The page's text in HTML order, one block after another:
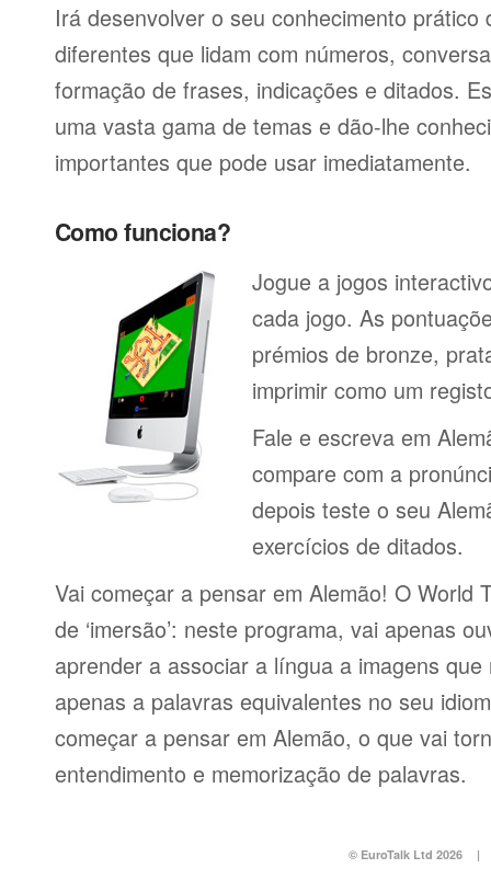
Irá desenvolver o seu conhecimento prático
diferentes que lidam com números,
formação de frases, indicações e ditados.
uma vasta gama de temas e dão-lhe
importantes que pode usar imediatamente.
Como funciona?
Jogue a jogos
cada jogo. As
prémios de bronze,
imprimir como um
Fale e escreva em
compare com a
depois teste o seu
exercícios de ditados.
Vai começar a pensar em Alemão! O World
de ‘imersão’: neste programa, vai apenas
aprender a associar a língua a imagens
apenas a palavras equivalentes no seu
começar a pensar em Alemão, o que vai
entendimento e memorização de palavras.
© EuroTalk Ltd 2026 |